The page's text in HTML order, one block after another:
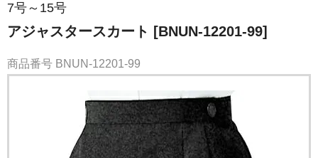
7号～15号
アジャスタースカート [BNUN-12201-99]
商品番号 BNUN-12201-99